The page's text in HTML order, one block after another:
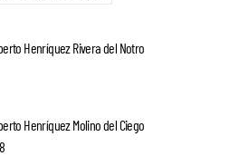
Henríquez Rivera del Notro
Henríquez Molino del Ciego